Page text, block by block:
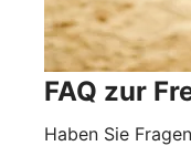
FAQ zur
Haben Sie